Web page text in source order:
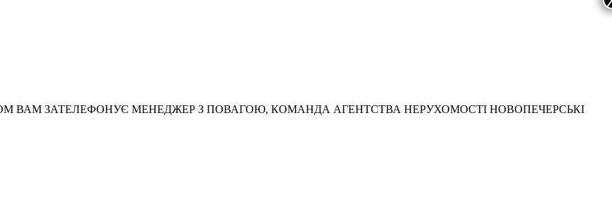
ЗАТЕЛЕФОНУЄ МЕНЕДЖЕР З ПОВАГОЮ, КОМАНДА АГЕНТСТВА НЕРУХОМОСТІ НОВОПЕЧЕРСЬКІ